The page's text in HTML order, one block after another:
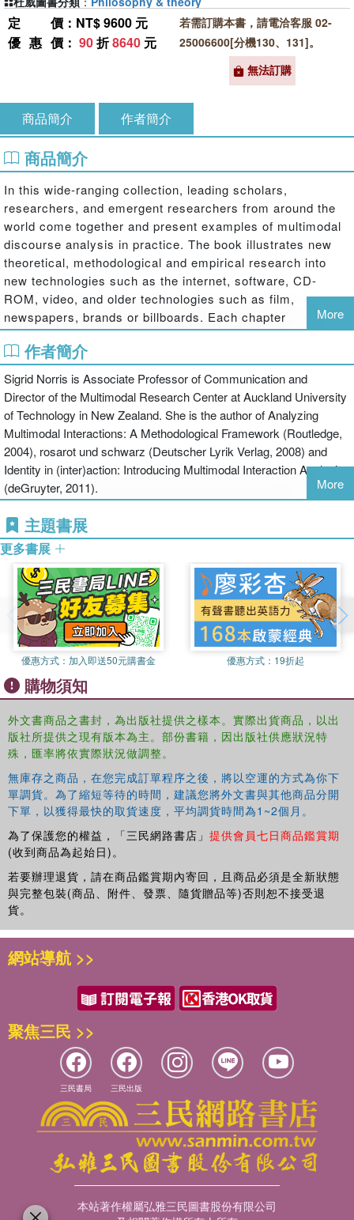
定價 ：NT$ 9600 元
優惠價 ： 90折8640 元
若需訂購本書，請電洽客服 02-
25006600[分機130、131]。
無法訂購
商品簡介 作者簡介
商品簡介
In this wide-ranging collection, leading scholars,
researchers, and emergent researchers from around the
world come together and present examples of multimodal
discourse analysis in practice. The book illustrates new
theoretical, methodological and empirical research into
new technologies such as the internet, software, CD-
ROM, video, and older technologies such as film,
newspapers, brands or billboards. Each chapter
demonstrates how aspects of multimodal theory and
method can be used to conduct research into these and
other multimodal texts. Taken together, the book advances
the field of multimodal discourse analysis and offers a
range of current studies that address some of the most
important questions facing researchers and students when
investigating new or old technologies multimodally in
linguistics, education, communication studies, sociology,
anthropology and other fields.
More
作者簡介
Sigrid Norris is Associate Professor of Communication and
Director of the Multimodal Research Center at Auckland University
of Technology in New Zealand. She is the author of Analyzing
Multimodal Interactions: A Methodological Framework (Routledge,
2004), rosarot und schwarz (Deutscher Lyrik Verlag, 2008) and
Identity in (inter)action: Introducing Multimodal Interaction Analysis
(deGruyter, 2011).
More
主題書展
更多書展
優惠方式： 加入即送50元購書金 優惠方式： 19折起
購物須知
外文書商品之書封，為出版社提供之樣本。實際出貨商品，以出
版社所提供之現有版本為主。部份書籍，因出版社供應狀況特
殊，匯率將依實際狀況做調整。
無庫存之商品，在您完成訂單程序之後，將以空運的方式為你下
單調貨。為了縮短等待的時間，建議您將外文書與其他商品分開
下單，以獲得最快的取貨速度，平均調貨時間為1~2個月。
為了保護您的權益，「三民網路書店」 提供會員七日商品鑑賞期
(收到商品為起始日)。
若要辦理退貨，請在商品鑑賞期內寄回，且商品必須是全新狀態
與完整包裝(商品、附件、發票、隨貨贈品等)否則恕不接受退
貨。
網站導航 >>
聚焦三民 >>
三民書局 三民出版
本站著作權屬弘雅三民圖書股份有限公司